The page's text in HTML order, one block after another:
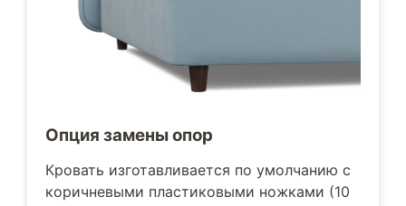
Опция замены опор
Кровать изготавливается по умолчанию с
коричневыми пластиковыми ножками (10